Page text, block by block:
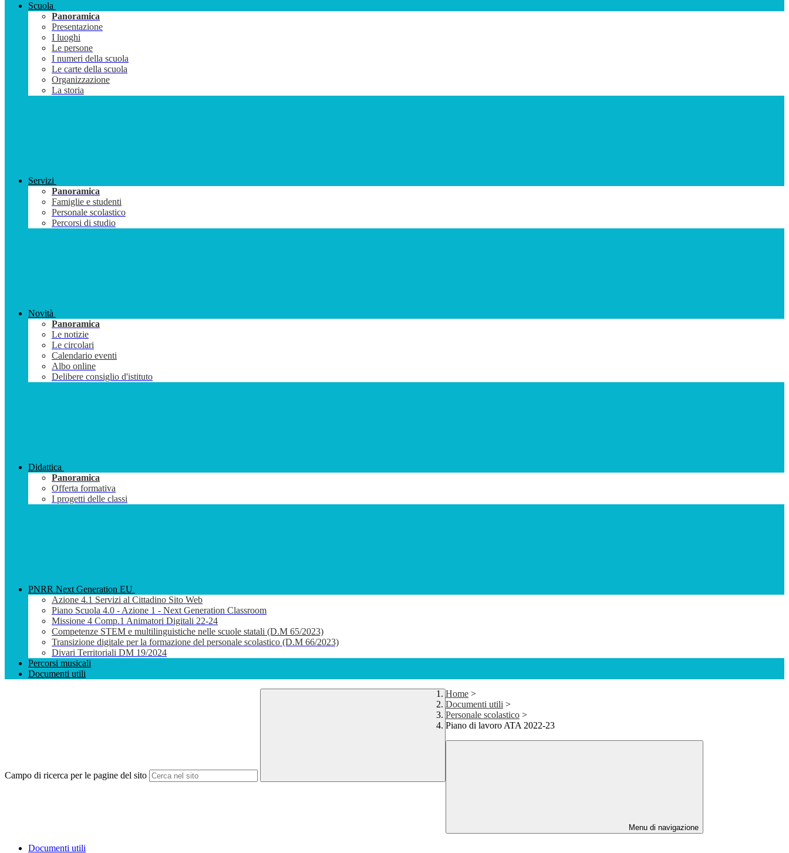
Scuola
Panoramica
Presentazione
I luoghi
Le persone
I numeri della scuola
Le carte della scuola
Organizzazione
La storia
Servizi
Panoramica
Famiglie e studenti
Personale scolastico
Percorsi di studio
Novità
Panoramica
Le notizie
Le circolari
Calendario eventi
Albo online
Delibere consiglio d'istituto
Didattica
Panoramica
Offerta formativa
I progetti delle classi
PNRR Next Generation EU
Azione 4.1 Servizi al Cittadino Sito Web
Piano Scuola 4.0 - Azione 1 - Next Generation Classroom
Missione 4 Comp.1 Animatori Digitali 22-24
Competenze STEM e multilinguistiche nelle scuole statali (D.M 65/2023)
Transizione digitale per la formazione del personale scolastico (D.M 66/2023)
Divari Territoriali DM 19/2024
Percorsi musicali
Documenti utili
Campo di ricerca per le pagine del sito
Home >
Documenti utili >
Personale scolastico >
Piano di lavoro ATA 2022-23
Menu di navigazione
Documenti utili